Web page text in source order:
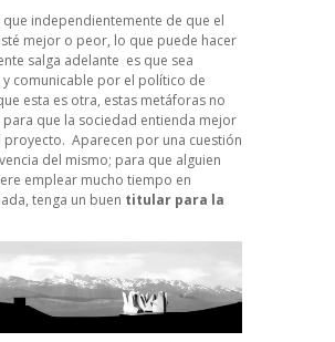
que independientemente de que el
mejor o peor, lo que puede hacer
salga adelante es que sea
comunicable por el político de
esta es otra, estas metáforas no
para que la sociedad entienda mejor
proyecto. Aparecen por una cuestión
del mismo; para que alguien
emplear mucho tiempo en
tenga un buen titular para la